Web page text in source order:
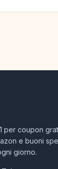
per coupon
e buoni
giorno.